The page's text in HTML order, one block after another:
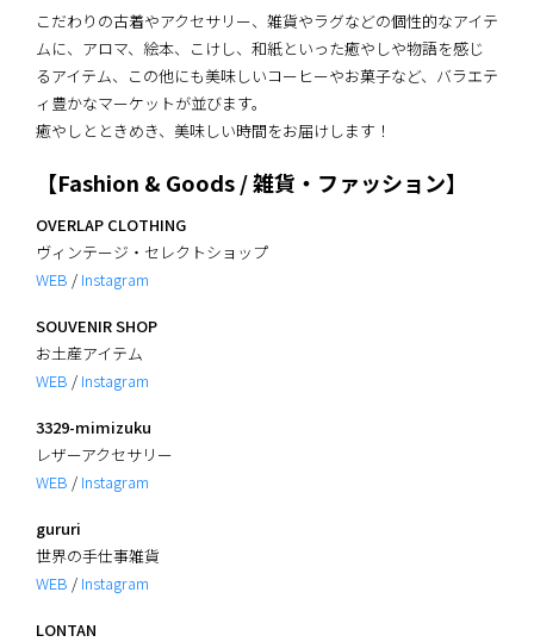
こだわりの古着やアクセサリー、雑貨やラグなどの個性的なアイテ
ムに、アロマ、絵本、こけし、和紙といった癒やしや物語を感じ
るアイテム、この他にも美味しいコーヒーやお菓子など、バラエテ
ィ豊かなマーケットが並びます。
癒やしとときめき、美味しい時間をお届けします！
【Fashion & Goods / 雑貨・ファッション】
OVERLAP CLOTHING
ヴィンテージ・セレクトショップ
WEB / Instagram
SOUVENIR SHOP
お土産アイテム
WEB / Instagram
3329-mimizuku
レザーアクセサリー
WEB / Instagram
gururi
世界の手仕事雑貨
WEB / Instagram
LONTAN